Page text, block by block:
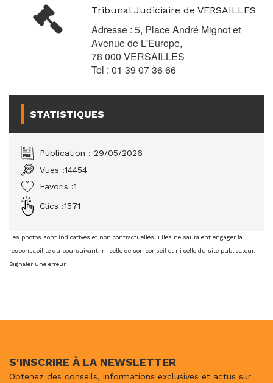
Tribunal Judiciaire de VERSAILLES
Adresse : 5, Place André Mignot et
Avenue de L'Europe,
78 000 VERSAILLES
Tel : 01 39 07 36 66
STATISTIQUES
Publication : 29/05/2026
Vues :14454
Favoris :1
Clics :1571
Les photos sont indicatives et non contractuelles. Elles ne sauraient engager la
responsabilité du poursuivant, ni celle de son conseil et ni celle du site publicateur.
Signaler une erreur
S'INSCRIRE À LA NEWSLETTER
Obtenez des conseils, informations exclusives et actus sur